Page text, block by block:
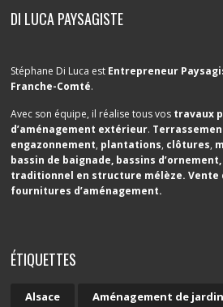
DI LUCA PAYSAGISTE
Stéphane Di Luca est Entrepreneur
Franche-Comté.
Avec son équipe, il réalise tous vos travaux
d’aménagement extérieur.
engazonnement, plantations, clôtures,
bassin de baignade, bassins d’ornement,
traditionnel en structure mélèze. Vente
fournitures d’aménagement.
ÉTIQUETTES
Alsace Aménagement de jardin